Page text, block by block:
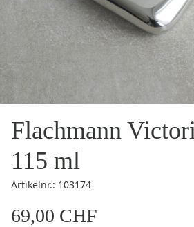
Flachmann
115 ml
Artikelnr.: 103174
69,00 CHF